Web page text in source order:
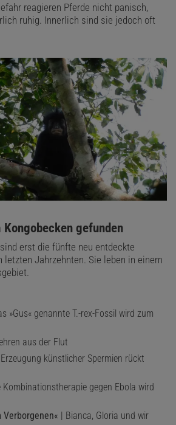
reagieren Pferde nicht panisch,
ruhig. Innerlich sind sie jedoch oft
gefunden
erst die fünfte neu entdeckte
letzten Jahrzehnten. Sie leben in einem
»Gus« genannte T.-rex-Fossil wird zum
aus der Flut
künstlicher Spermien rückt
Kombinationstherapie gegen Ebola wird
| Bianca, Gloria und wir